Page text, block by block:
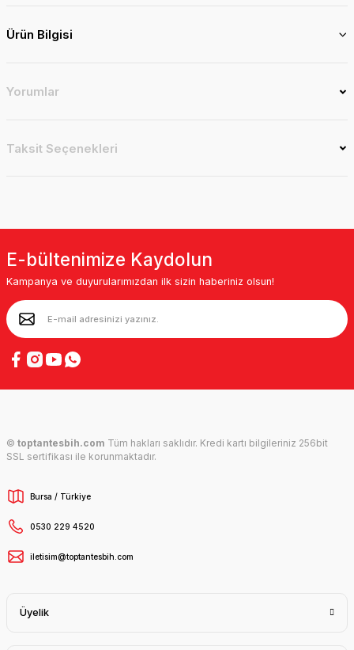
Ürün Bilgisi
Yorumlar
Taksit Seçenekleri
E-bültenimize Kaydolun
Kampanya ve duyurularımızdan ilk sizin haberiniz olsun!
© toptantesbih.com Tüm hakları saklıdır. Kredi kartı bilgileriniz 256bit
SSL sertifikası ile korunmaktadır.
Bursa / Türkiye
0530 229 4520
iletisim@toptantesbih.com
Üyelik